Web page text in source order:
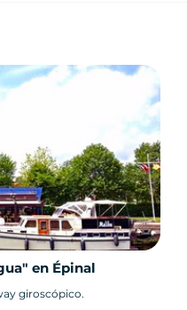
en Épinal
giroscópico.